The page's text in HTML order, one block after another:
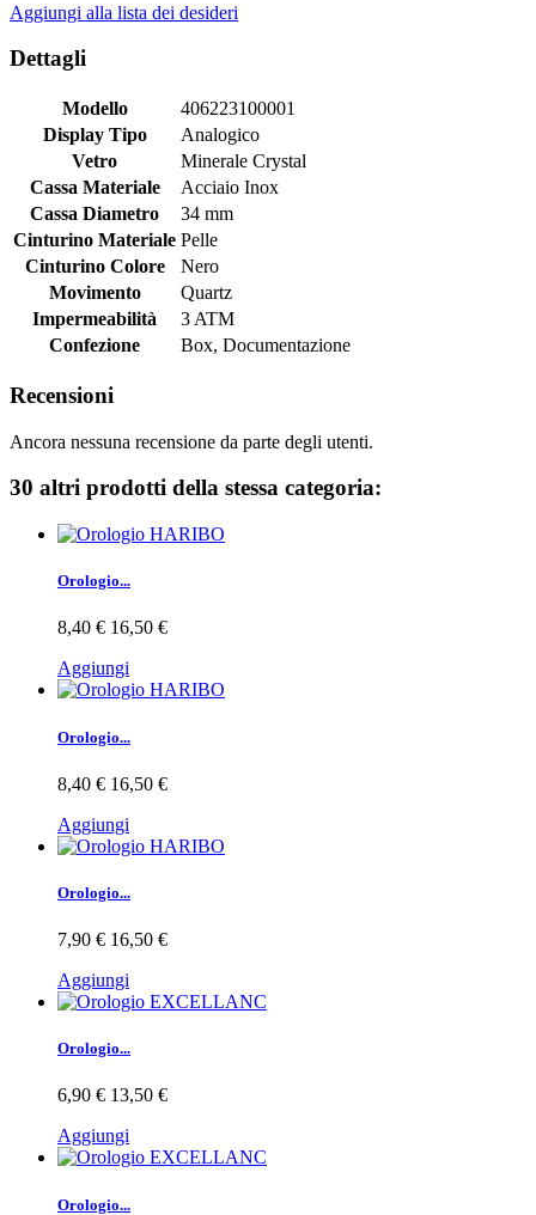
Aggiungi alla lista dei desideri
Dettagli
Modello
406223100001
Display Tipo
Analogico
Vetro
Minerale Crystal
Cassa Materiale
Acciaio Inox
Cassa Diametro
34 mm
Cinturino Materiale Pelle
Cinturino Colore
Nero
Movimento
Quartz
Impermeabilità
3 ATM
Confezione
Box, Documentazione
Recensioni
Ancora nessuna recensione da parte degli utenti.
30 altri prodotti della stessa categoria:
Orologio...
8,40 € 16,50 €
Aggiungi
Orologio...
8,40 € 16,50 €
Aggiungi
Orologio...
7,90 € 16,50 €
Aggiungi
Orologio...
6,90 € 13,50 €
Aggiungi
Orologio...